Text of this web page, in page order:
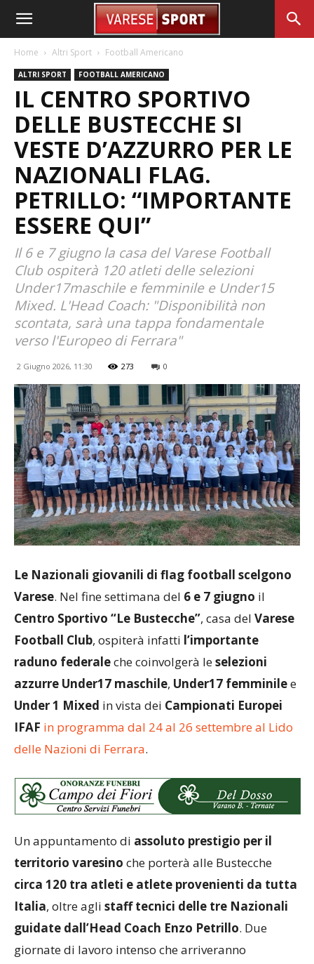
Home Altri Sport Football Americano
ALTRI SPORT FOOTBALL AMERICANO
IL CENTRO SPORTIVO
DELLE BUSTECCHE SI
VESTE D’AZZURRO PER LE
NAZIONALI FLAG.
PETRILLO: “IMPORTANTE
ESSERE QUI”
Il 6 e 7 giugno la casa del Varese Football
Club ospiterà 120 atleti delle selezioni
Under17maschile e femminile e Under15
Mixed. L'Head Coach: "Disponibilità non
scontata, sarà una tappa fondamentale
verso l'Europeo di Ferrara"
2 Giugno 2026, 11:30 273 0
Le Nazionali giovanili di flag football scelgono
Varese. Nel fine settimana del 6 e 7 giugno il
Centro Sportivo “Le Bustecche”, casa del Varese
Football Club, ospiterà infatti l’importante
raduno federaleche coinvolgerà leselezioni
azzurre Under17 maschile, Under17 femminilee
Under 1 Mixed in vista dei Campionati Europei
IFAF in programma dal 24 al 26 settembre al Lido
delle Nazioni di Ferrara.
Un appuntamento di assoluto prestigio per il
territorio varesino che porterà alle Bustecche
circa 120 tra atleti e atlete provenienti da tutta
Italia, oltre agli staff tecnici delle tre Nazionali
guidate dall’Head Coach Enzo Petrillo. Due
giornate di lavoro intenso che arriveranno